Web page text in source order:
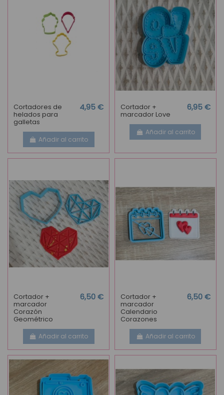
Cortadores de
helados para
galletas
4,95 €
Añadir al carrito
Cortador +
marcador Love
6,95 €
Añadir al carrito
Cortador +
marcador
Corazón
Geométrico
6,50 €
Añadir al carrito
Cortador +
marcador
Calendario
Corazones
6,50 €
Añadir al carrito